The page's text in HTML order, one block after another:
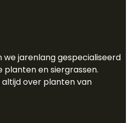
we jarenlang gespecialiseerd
planten en siergrassen.
over planten van